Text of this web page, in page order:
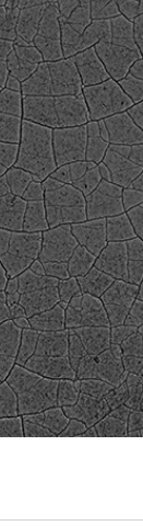
AI-koulutusdata